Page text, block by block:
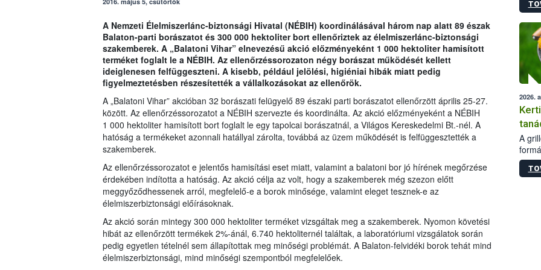
A Nemzeti Élelmiszerlánc-biztonsági Hivatal (NÉBIH) koordinálásával három nap alatt 89 észak
Balaton-parti borászatot és 300 000 hektoliter bort ellenőriztek az élelmiszerlánc-biztonsági
szakemberek. A „Balatoni Vihar” elnevezésű akció előzményeként 1 000 hektoliter hamisított
terméket foglalt le a NÉBIH. Az ellenőrzéssorozaton négy borászat működését kellett
ideiglenesen felfüggeszteni. A kisebb, például jelölési, higiéniai hibák miatt pedig
figyelmeztetésben részesítették a vállalkozásokat az ellenőrök.
A „Balatoni Vihar” akcióban 32 borászati felügyelő 89 északi parti borászatot ellenőrzött április 25-27.
között. Az ellenőrzéssorozatot a NÉBIH szervezte és koordinálta. Az akció előzményeként a NÉBIH
1 000 hektoliter hamisított bort foglalt le egy tapolcai borászatnál, a Világos Kereskedelmi Bt.-nél. A
hatóság a termékeket azonnali hatállyal zárolta, továbbá az üzem működését is felfüggesztették a
szakemberek.
Az ellenőrzéssorozatot e jelentős hamisítási eset miatt, valamint a balatoni bor jó hírének megőrzése
érdekében indította a hatóság. Az akció célja az volt, hogy a szakemberek még szezon előtt
meggyőződhessenek arról, megfelelő-e a borok minősége, valamint eleget tesznek-e az
élelmiszerbiztonsági előírásoknak.
Az akció során mintegy 300 000 hektoliter terméket vizsgáltak meg a szakemberek. Nyomon követési
hibát az ellenőrzött termékek 2%-ánál, 6.740 hektoliternél találtak, a laboratóriumi vizsgálatok során
pedig egyetlen tételnél sem állapítottak meg minőségi problémát. A Balaton-felvidéki borok tehát mind
élelmiszerbiztonsági, mind minőségi szempontból megfelelőek.
Az
2026.
A